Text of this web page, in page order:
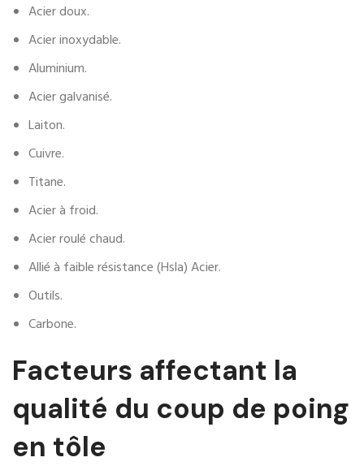
Acier doux.
Acier inoxydable.
Aluminium.
Acier galvanisé.
Laiton.
Cuivre.
Titane.
Acier à froid.
Acier roulé chaud.
Allié à faible résistance (Hsla) Acier.
Outils.
Carbone.
Facteurs affectant la
qualité du coup de poing
en tôle